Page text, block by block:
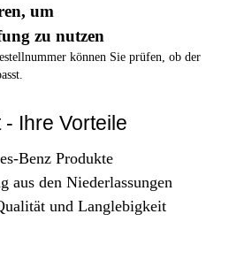
um
zu nutzen
können Sie prüfen, ob der
Ihre Vorteile
Benz Produkte
aus den Niederlassungen
und Langlebigkeit